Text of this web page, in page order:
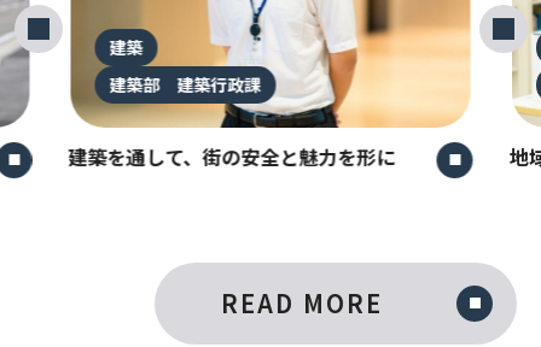
建築
建築部 建築行政課
建築を通して、街の安全と魅力を形に 地
READ MORE